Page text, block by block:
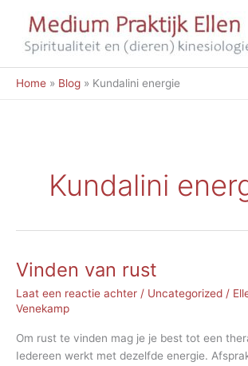
Home Blog Kundalini energie
Kundalini
Vinden van rust
Laat een reactie achter / Uncategorized /
Venekamp
Om rust te vinden mag je je best tot een
Iedereen werkt met dezelfde energie.